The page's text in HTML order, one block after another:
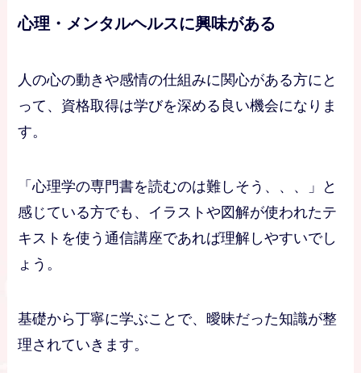
心理・メンタルヘルスに興味がある
人の心の動きや感情の仕組みに関心がある方にと
って、資格取得は学びを深める良い機会になりま
す。
「心理学の専門書を読むのは難しそう、、、」と
感じている方でも、イラストや図解が使われたテ
キストを使う通信講座であれば理解しやすいでし
ょう。
基礎から丁寧に学ぶことで、曖昧だった知識が整
理されていきます。